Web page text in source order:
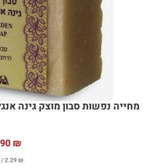
מחייה נפשות סבון מוצק גינה
₪
2.29 ₪ / 100 ג׳